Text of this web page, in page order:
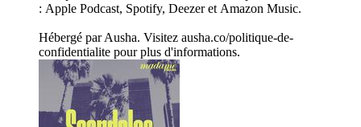
: Apple Podcast, Spotify, Deezer et Amazon Music.
Hébergé par Ausha. Visitez ausha.co/politique-de-
confidentialite pour plus d'informations.